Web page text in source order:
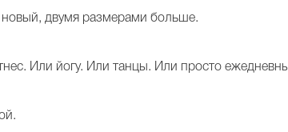
новый, двумя размерами больше.
Или йогу. Или танцы. Или просто